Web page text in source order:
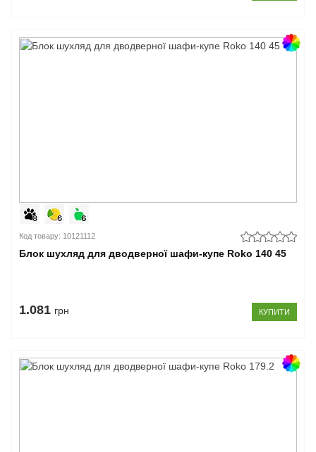
Код товару: 10121112
Блок шухляд для дводверної шафи-купе Roko 140 45
1.081 грн КУПИТИ